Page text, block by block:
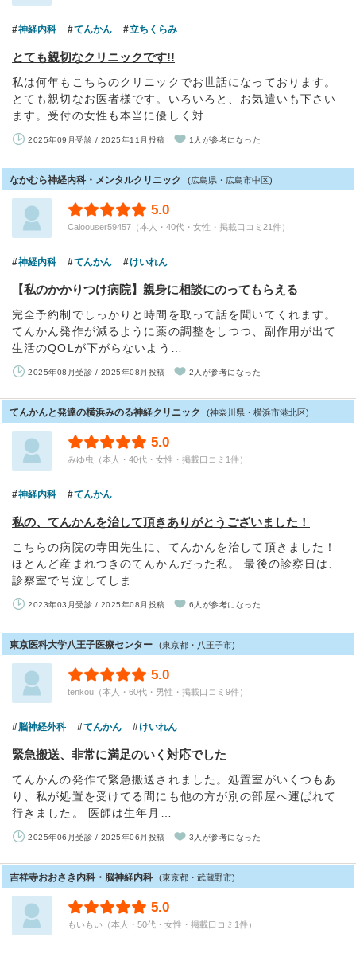
神経内科 てんかん 立ちくらみ
とても親切なクリニックです!!
私は何年もこちらのクリニックでお世話になっております。
とても親切なお医者様です。いろいろと、お気遣いも下さい
ます。受付の女性も本当に優しく対…
2025年09月受診 / 2025年11月投稿 1人が参考になった
なかむら神経内科・メンタルクリニック (広島県・広島市中区)
5.0
Caloouser59457（本人・40代・女性・掲載口コミ21件）
神経内科 てんかん けいれん
【私のかかりつけ病院】親身に相談にのってもらえる
完全予約制でしっかりと時間を取って話を聞いてくれます。
てんかん発作が減るように薬の調整をしつつ、副作用が出て
生活のQOLが下がらないよう…
2025年08月受診 / 2025年08月投稿 2人が参考になった
てんかんと発達の横浜みのる神経クリニック (神奈川県・横浜市港北区)
5.0
みゆ虫（本人・40代・女性・掲載口コミ1件）
神経内科 てんかん
私の、てんかんを治して頂きありがとうございました！
こちらの病院の寺田先生に、てんかんを治して頂きました！
ほとんど産まれつきのてんかんだった私。 最後の診察日は、
診察室で号泣してしま…
2023年03月受診 / 2025年08月投稿 6人が参考になった
東京医科大学八王子医療センター (東京都・八王子市)
5.0
tenkou（本人・60代・男性・掲載口コミ9件）
脳神経外科 てんかん けいれん
緊急搬送、非常に満足のいく対応でした
てんかんの発作で緊急搬送されました。処置室がいくつもあ
り、私が処置を受けてる間にも他の方が別の部屋へ運ばれて
行きました。 医師は生年月…
2025年06月受診 / 2025年06月投稿 3人が参考になった
吉祥寺おおさき内科・脳神経内科 (東京都・武蔵野市)
5.0
もいもい（本人・50代・女性・掲載口コミ1件）